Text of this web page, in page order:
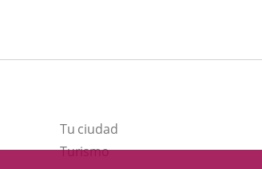
Tu ciudad
TurismoEste